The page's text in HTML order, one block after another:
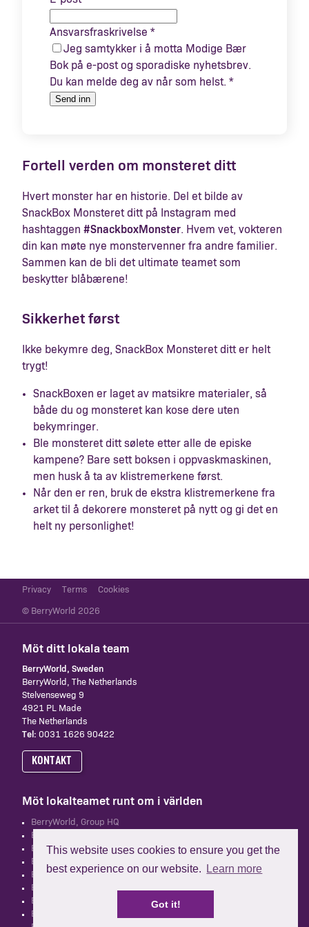
This website uses cookies to ensure you get the
best experience on our website.
Learn more
Got it!
Ansvarsfraskrivelse *
Jeg samtykker i å motta Modige Bær
Bok på e-post og sporadiske nyhetsbrev.
Du kan melde deg av når som helst. *
Send inn
Fortell verden om monsteret ditt
Hvert monster har en historie. Del et bilde av
SnackBox Monsteret ditt på Instagram med
hashtaggen #SnackboxMonster. Hvem vet, vokteren
din kan møte nye monstervenner fra andre familier.
Sammen kan de bli det ultimate teamet som
beskytter blåbærene!
Sikkerhet først
Ikke bekymre deg, SnackBox Monsteret ditt er helt
trygt!
SnackBoxen er laget av matsikre materialer, så
både du og monsteret kan kose dere uten
bekymringer.
Ble monsteret ditt sølete etter alle de episke
kampene? Bare sett boksen i oppvaskmaskinen,
men husk å ta av klistremerkene først.
Når den er ren, bruk de ekstra klistremerkene fra
arket til å dekorere monsteret på nytt og gi det en
helt ny personlighet!
Privacy Terms Cookies
© BerryWorld 2026
Möt ditt lokala team
BerryWorld, Sweden
​BerryWorld, The Netherlands
Stelvenseweg 9
4921 PL Made
The Netherlands
Tel: 0031 1626 90422
KONTAKT
Möt lokalteamet runt om i världen
BerryWorld, Group HQ
BerryWorld, Australia
BerryWorld, France
BerryWorld, Netherlands
BerryWorld, Spain
BerryWorld, South Africa
BerryWorld, UK
BerryWorld, New Zealand